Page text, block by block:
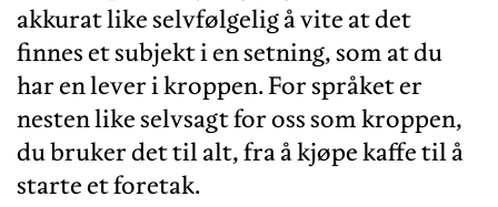
akkurat like selvfølgelig å vite at det
finnes et subjekt i en setning, som at du
har en lever i kroppen. For språket er
nesten like selvsagt for oss som kroppen,
du bruker det til alt, fra å kjøpe kaffe til å
starte et foretak.